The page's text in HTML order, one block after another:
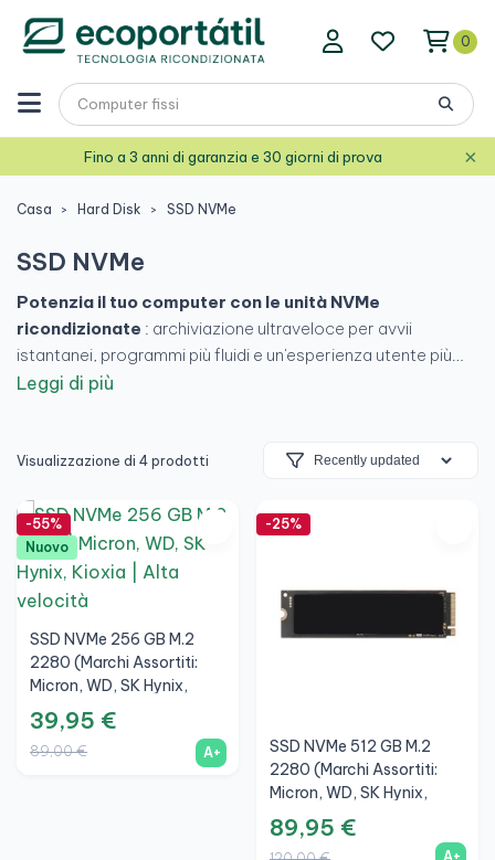
0
Fino a 3 anni di garanzia e 30 giorni di prova ×
Casa Hard Disk SSD NVMe
SSD NVMe
Potenzia il tuo computer con le unità NVMe
ricondizionate : archiviazione ultraveloce per avvii
istantanei, programmi più fluidi e un'esperienza utente più
scorrevole. Perfette per aggiornare il tuo sistema senza
Leggi di più
Visualizzazione di 4 prodotti
-55%
Nuovo
SSD NVMe 256 GB M.2
2280 (Marchi Assortiti:
Micron, WD, SK Hynix,
Kioxia), A+
39,95 €
89,00 € A+
-25%
SSD NVMe 512 GB M.2
2280 (Marchi Assortiti:
Micron, WD, SK Hynix,
Kioxia), A+
89,95 €
A+